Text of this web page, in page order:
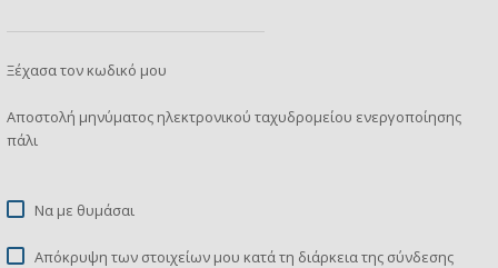
Ξέχασα τον κωδικό μου
Αποστολή μηνύματος ηλεκτρονικού ταχυδρομείου ενεργοποίησης
πάλι
Να με θυμάσαι
Απόκρυψη των στοιχείων μου κατά τη διάρκεια της σύνδεσης